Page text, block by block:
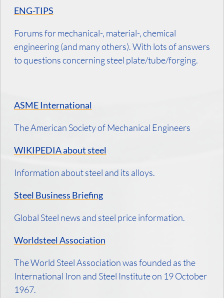
ENG-TIPS
Forums for mechanical-, material-, chemical
engineering (and many others). With lots of answers
to questions concerning steel plate/tube/forging.
ASME International
The American Society of Mechanical Engineers
WIKIPEDIA about steel
Information about steel and its alloys.
Steel Business Briefing
Global Steel news and steel price information.
Worldsteel Association
The World Steel Association was founded as the
International Iron and Steel Institute on 19 October
1967.